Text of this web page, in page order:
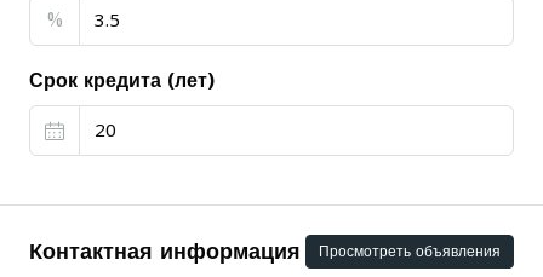
%
Срок кредита (лет)
Контактная информация Просмотреть объявления